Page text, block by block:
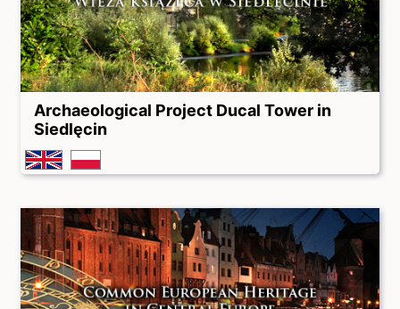
Archaeological Project Ducal Tower in
Siedlęcin